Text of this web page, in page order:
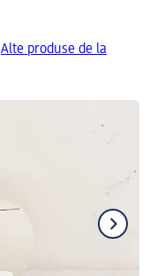
Alte produse de la